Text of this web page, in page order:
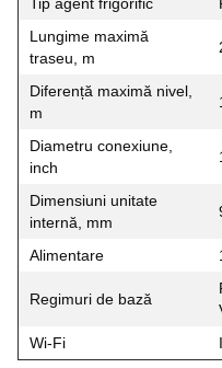
Lungime maximă
traseu, m
Diferență maximă nivel,
m
Diametru conexiune,
inch
Dimensiuni unitate
internă, mm
Alimentare
Regimuri de bază
Wi‑Fi